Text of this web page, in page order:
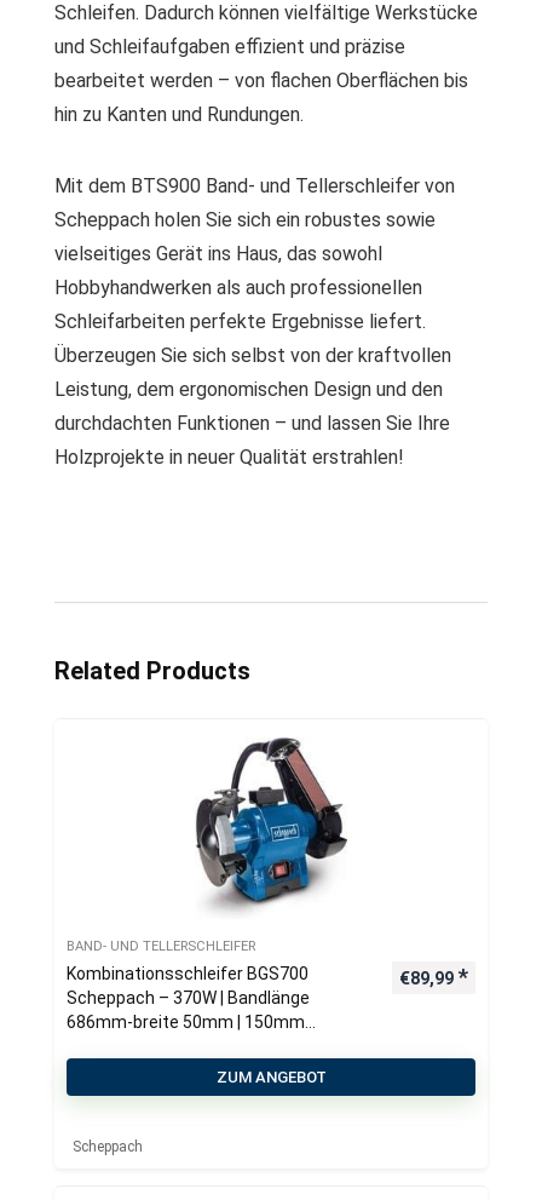
Schleifen. Dadurch können vielfältige Werkstücke
und Schleifaufgaben effizient und präzise
bearbeitet werden – von flachen Oberflächen bis
hin zu Kanten und Rundungen.
Mit dem BTS900 Band- und Tellerschleifer von
Scheppach holen Sie sich ein robustes sowie
vielseitiges Gerät ins Haus, das sowohl
Hobbyhandwerken als auch professionellen
Schleifarbeiten perfekte Ergebnisse liefert.
Überzeugen Sie sich selbst von der kraftvollen
Leistung, dem ergonomischen Design und den
durchdachten Funktionen – und lassen Sie Ihre
Holzprojekte in neuer Qualität erstrahlen!
Related Products
BAND- UND TELLERSCHLEIFER
Kombinationsschleifer BGS700
Scheppach – 370W | Bandlänge
686mm-breite 50mm | 150mm
€89,99
ZUM ANGEBOT
Scheppach